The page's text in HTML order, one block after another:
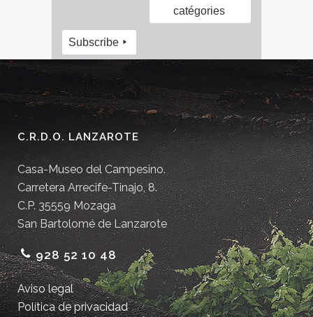
catégories
Subscribe
C.R.D.O. LANZAROTE
Casa-Museo del Campesino.
Carretera Arrecife-Tinajo, 8.
C.P. 35559 Mozaga
San Bartolomé de Lanzarote
928 52 10 48
Aviso legal
Política de privacidad